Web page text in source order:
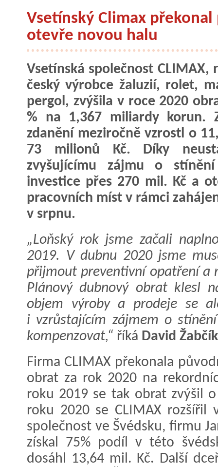
Vsetínský Climax
otevře novou halu
Vsetínská společnost CLIMAX,
český výrobce žaluzií, rolet,
pergol, zvýšila v roce 2020
% na 1,367 miliardy korun.
zdanění meziročně vzrostl o
73 milionů Kč. Díky
zvyšujícímu zájmu o
investice přes 270 mil. Kč a
pracovních míst v rámci
v srpnu.
„Loňský rok jsme začali
2019. V dubnu 2020 jsme
přijmout preventivní opatření a
Plánový dubnový obrat klesl
objem výroby a prodeje se
i vzrůstajícím zájmem o
kompenzovat,“ říká David Žabčík
Firma CLIMAX překonala
obrat za rok 2020 na
roku 2019 se tak obrat zvýšil
roku 2020 se CLIMAX
společnost ve Švédsku, firmu
získal 75% podíl v této
dosáhl 13,64 mil. Kč. Další